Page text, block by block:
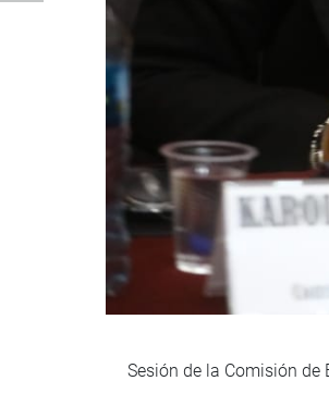
Sesión de la Comisión de